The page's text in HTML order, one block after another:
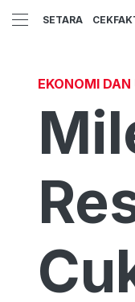
SETARA
EKONOMI